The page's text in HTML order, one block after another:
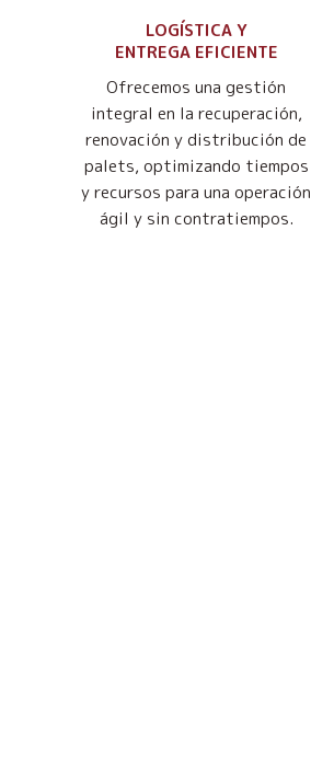
LOGÍSTICA Y
ENTREGA EFICIENTE
Ofrecemos una gestión
integral en la recuperación,
renovación y distribución de
palets, optimizando tiempos
y recursos para una operación
ágil y sin contratiempos.